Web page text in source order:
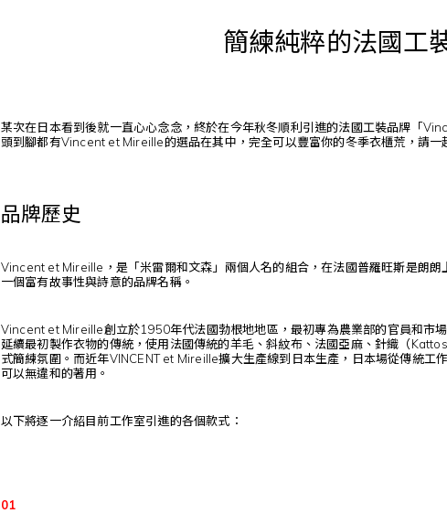
簡練純粹的法國
某次在日本看到後就一直心心念念，終於在今年秋冬順利引進的法國工裝品牌「
頭到腳都有Vincent et Mireille的選品在其中，完全可以豐富你的冬季衣櫃荒，請一
品牌歷史
Vincent et Mireille，是「米雷爾和文森」兩個人名的組合，在法國普羅旺斯是朗
一個富有故事性與詩意的品牌名稱。
Vincent et Mireille創立於1950年代法國勃根地地區，最初專為農業部的官員和市
延續最初製作衣物的傳統，使用法國傳統的羊毛、斜紋布、法國亞麻、針織（
式簡練氛圍。而近年VINCENT et Mireille擴大生產線到日本生產，日本場從傳統工
可以無違和的著用。
以下將逐一介紹目前工作室引進的各個款式：
01